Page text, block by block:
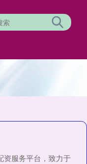
资服务平台，致力于